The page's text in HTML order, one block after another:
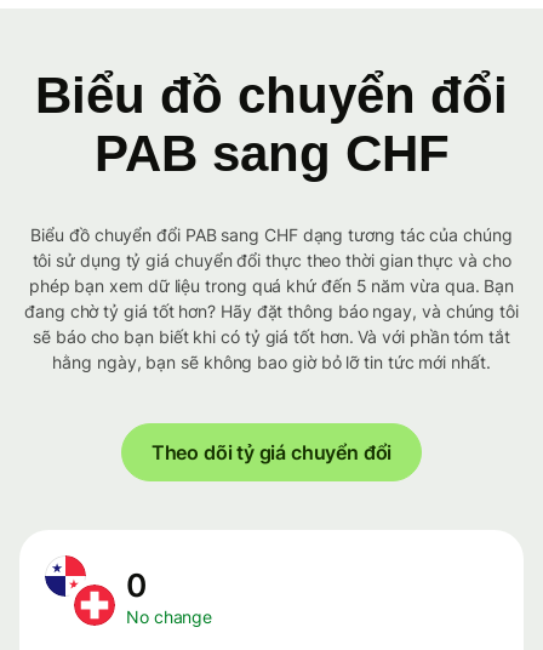
Biểu đồ chuyển đổi
PAB sang CHF
Biểu đồ chuyển đổi PAB sang CHF dạng tương tác của chúng
tôi sử dụng tỷ giá chuyển đổi thực theo thời gian thực và cho
phép bạn xem dữ liệu trong quá khứ đến 5 năm vừa qua. Bạn
đang chờ tỷ giá tốt hơn? Hãy đặt thông báo ngay, và chúng tôi
sẽ báo cho bạn biết khi có tỷ giá tốt hơn. Và với phần tóm tắt
hằng ngày, bạn sẽ không bao giờ bỏ lỡ tin tức mới nhất.
Theo dõi tỷ giá chuyển đổi
0
No change